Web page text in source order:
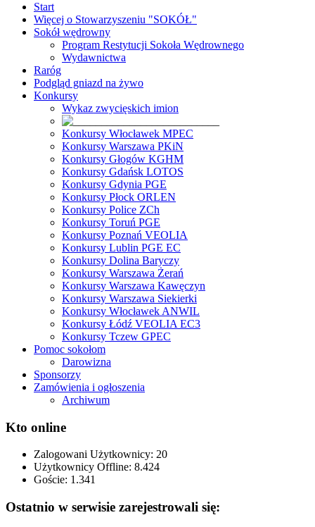
Start
Więcej o Stowarzyszeniu "SOKÓŁ"
Sokół wędrowny
Program Restytucji Sokoła Wędrownego
Wydawnictwa
Raróg
Podgląd gniazd na żywo
Konkursy
Wykaz zwycięskich imion
Konkursy Włocławek MPEC
Konkursy Warszawa PKiN
Konkursy Głogów KGHM
Konkursy Gdańsk LOTOS
Konkursy Gdynia PGE
Konkursy Płock ORLEN
Konkursy Police ZCh
Konkursy Toruń PGE
Konkursy Poznań VEOLIA
Konkursy Lublin PGE EC
Konkursy Dolina Baryczy
Konkursy Warszawa Żerań
Konkursy Warszawa Kawęczyn
Konkursy Warszawa Siekierki
Konkursy Włocławek ANWIL
Konkursy Łódź VEOLIA EC3
Konkursy Tczew GPEC
Pomoc sokołom
Darowizna
Sponsorzy
Zamówienia i ogłoszenia
Archiwum
Kto online
Zalogowani Użytkownicy: 20
Użytkownicy Offline: 8.424
Goście: 1.341
Ostatnio w serwisie zarejestrowali się: